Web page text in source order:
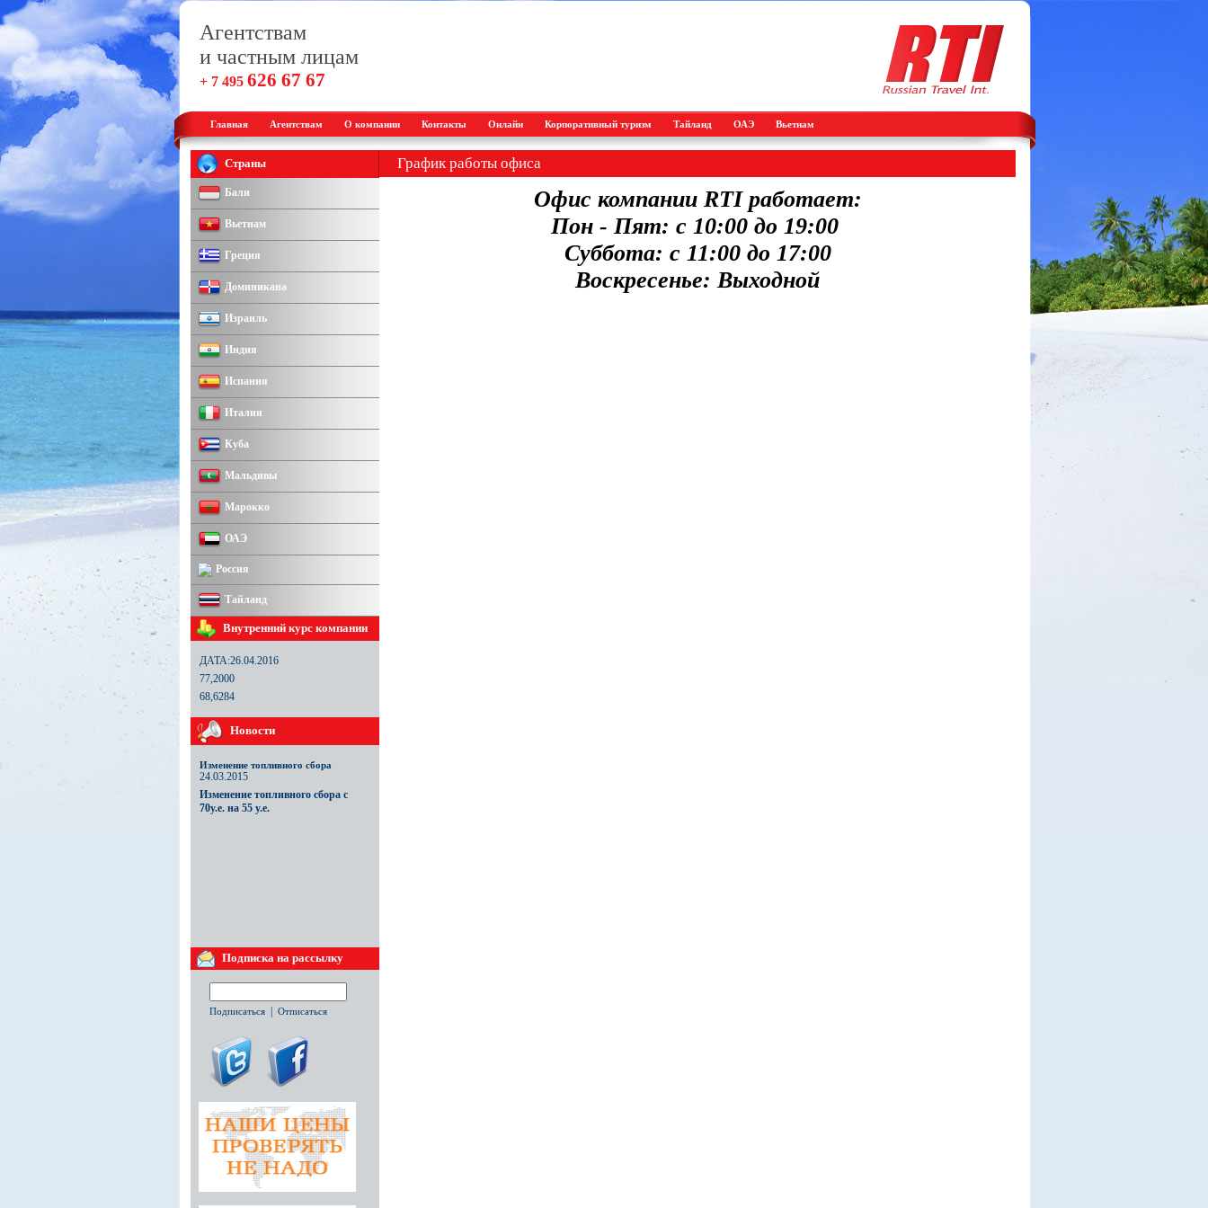
Агентствам
и частным лицам
+ 7 495 626 67 67
Главная Агентствам О компании Контакты Онлайн Корпоративный туризм Тайланд ОАЭ Вьетнам
Страны
Бали
Вьетнам
Греция
Доминикана
Израиль
Индия
Испания
Италия
Куба
Мальдивы
Марокко
ОАЭ
Россия
Тайланд
Внутренний курс компании
ДАТА:26.04.2016
77,2000
68,6284
Новости
Изменение топливного сбора
24.03.2015
Изменение топливного сбора с
70у.е. на 55 у.е.
24.03.2015
10%.
Подписка на рассылку
Подписаться Отписаться
График работы офиса
Офис компании RTI работает:
Пон - Пят: с 10:00 до 19:00
Суббота: с 11:00 до 17:00
Воскресенье: Выходной